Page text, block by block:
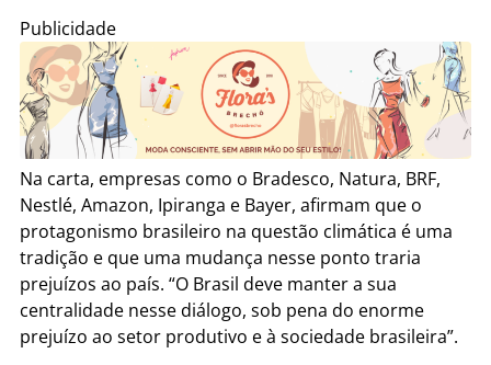
Publicidade
Na carta, empresas como o Bradesco, Natura, BRF,
Nestlé, Amazon, Ipiranga e Bayer, afirmam que o
protagonismo brasileiro na questão climática é uma
tradição e que uma mudança nesse ponto traria
prejuízos ao país. “O Brasil deve manter a sua
centralidade nesse diálogo, sob pena do enorme
prejuízo ao setor produtivo e à sociedade brasileira”.